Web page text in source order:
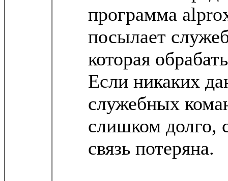
программа
посылает
которая
Если никаких
служебных
слишком долго,
связь потеряна.